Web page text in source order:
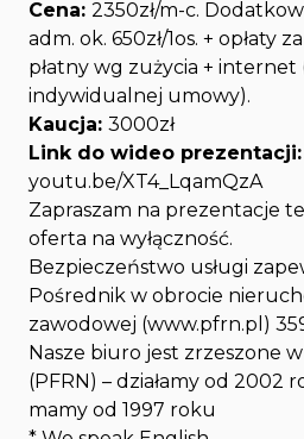
Cena: 2350zł/m-c.
adm. ok. 650zł/1os. + opłaty
płatny wg zużycia + internet
indywidualnej umowy).
Kaucja: 3000zł
Link do wideo prezentacji:
youtu.be/XT4_LqamQzA
Zapraszam na prezentacje
oferta na wyłączność.
Bezpieczeństwo usługi
Pośrednik w obrocie
zawodowej (www.pfrn.pl)
Nasze biuro jest zrzeszone
(PFRN) – działamy od 2002
mamy od 1997 roku